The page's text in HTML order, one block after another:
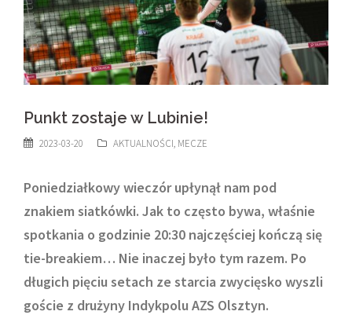
Punkt zostaje w Lubinie!
2023-03-20 AKTUALNOŚCI, MECZE
Poniedziałkowy wieczór upłynął nam pod
znakiem siatkówki. Jak to często bywa, właśnie
spotkania o godzinie 20:30 najczęściej kończą się
tie-breakiem… Nie inaczej było tym razem. Po
długich pięciu setach ze starcia zwycięsko wyszli
goście z drużyny Indykpolu AZS Olsztyn.